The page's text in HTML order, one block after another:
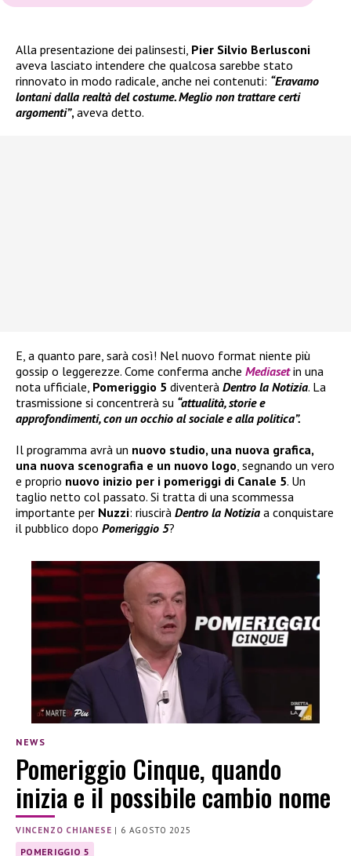
Alla presentazione dei palinsesti, Pier Silvio Berlusconi
aveva lasciato intendere che qualcosa sarebbe stato
rinnovato in modo radicale, anche nei contenuti: “Eravamo
lontani dalla realtà del costume. Meglio non trattare certi
argomenti”, aveva detto.
E, a quanto pare, sarà così! Nel nuovo format niente più
gossip o leggerezze. Come conferma anche Mediasetin una
nota ufficiale, Pomeriggio 5 diventerà Dentro la Notizia. La
trasmissione si concentrerà su “attualità, storie e
approfondimenti, con un occhio al sociale e alla politica”.
Il programma avrà un nuovo studio, una nuova grafica,
una nuova scenografia e un nuovo logo , segnando un vero
e proprio nuovo inizio per i pomeriggi di Canale 5. Un
taglio netto col passato. Si tratta di una scommessa
importante per Nuzzi: riuscirà Dentro la Notizia a conquistare
il pubblico dopo Pomeriggio 5?
NEWS
Pomeriggio Cinque, quando
inizia e il possibile cambio nome
VINCENZO CHIANESE | 6 AGOSTO 2025
POMERIGGIO 5